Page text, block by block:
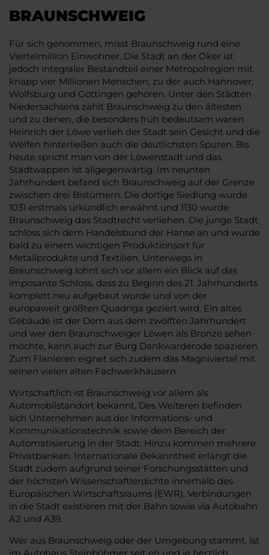
BRAUNSCHWEIG
Für sich genommen, misst Braunschweig rund eine
Viertelmillion Einwohner. Die Stadt an der Oker ist
jedoch integraler Bestandteil einer Metropolregion mit
knapp vier Millionen Menschen, zu der auch Hannover,
Wolfsburg und Göttingen gehören. Unter den Städten
Niedersachsens zählt Braunschweig zu den ältesten
und zu denen, die besonders früh bedeutsam waren.
Heinrich der Löwe verlieh der Stadt sein Gesicht und die
Welfen hinterließen auch die deutlichsten Spuren. Bis
heute spricht man von der Löwenstadt und das
Stadtwappen ist allgegenwärtig. Im neunten
Jahrhundert befand sich Braunschweig auf der Grenze
zwischen drei Bistümern. Die dortige Siedlung wurde
1031 erstmals urkundlich erwähnt und 1130 wurde
Braunschweig das Stadtrecht verliehen. Die junge Stadt
schloss sich dem Handelsbund der Hanse an und wurde
bald zu einem wichtigen Produktionsort für
Metallprodukte und Textilien. Unterwegs in
Braunschweig lohnt sich vor allem ein Blick auf das
imposante Schloss, dass zu Beginn des 21. Jahrhunderts
komplett neu aufgebaut wurde und von der
europaweit größten Quadriga geziert wird. Ein altes
Gebäude ist der Dom aus dem zwölften Jahrhundert
und wer den Braunschweiger Löwen als Bronze sehen
möchte, kann auch zur Burg Dankwarderode spazieren.
Zum Flanieren eignet sich zudem das Magniviertel mit
seinen vielen alten Fachwerkhäusern.
Wirtschaftlich ist Braunschweig vor allem als
Automobilstandort bekannt. Des Weiteren befinden
sich Unternehmen aus der Informations- und
Kommunikationstechnik sowie dem Bereich der
Automatisierung in der Stadt. Hinzu kommen mehrere
Privatbanken. Internationale Bekanntheit erlangt die
Stadt zudem aufgrund seiner Forschungsstätten und
der höchsten Wissenschaftlerdichte innerhalb des
Europäischen Wirtschaftsraums (EWR). Verbindungen
in die Stadt existieren mit der Bahn sowie via Autobahn
A2 und A39.
Wer aus Braunschweig oder der Umgebung stammt, ist
im Autohaus Steinböhmer seit eh und je herzlich